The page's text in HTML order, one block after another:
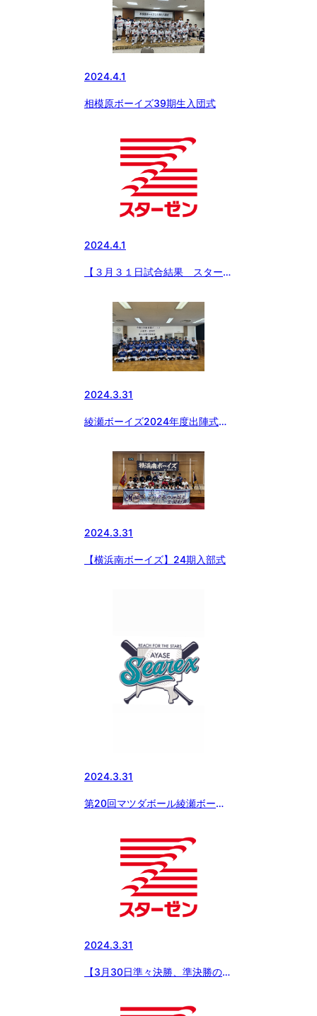
2024.4.1
相模原ボーイズ39期生入団式
2024.4.1
【３月３１日試合結果 スターゼ
ーイズ（中学部）と東京世田谷ボ
ーイズ（小学部）が優勝！！
2024.3.31
綾瀬ボーイズ2024年度出陣式、
2024.3.31
【横浜南ボーイズ】24期入部式
2024.3.31
第20回マツダボール綾瀬ボーイ
2024.3.31
【3月30日準々決勝、準決勝の試
国大会】中学部は生駒ボーイズと